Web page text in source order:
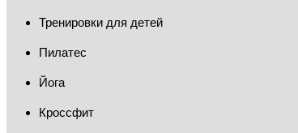
Тренировки для детей
Пилатес
Йога
Кроссфит